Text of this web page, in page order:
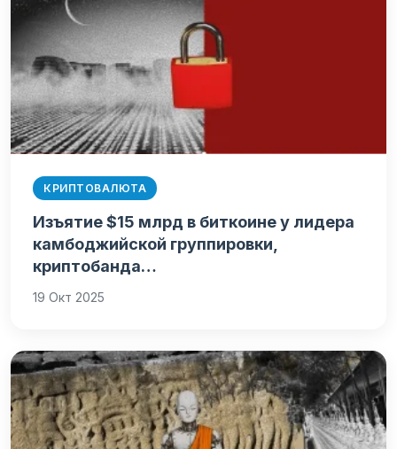
КРИПТОВАЛЮТА
Изъятие $15 млрд в биткоине у лидера
камбоджийской группировки,
криптобанда…
19 Окт 2025